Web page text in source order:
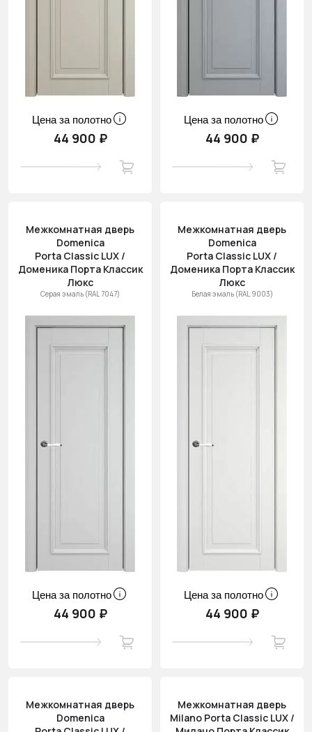
Цена за полотно
44 900 ₽
Цена за полотно
44 900 ₽
Межкомнатная дверь
Domenica
Porta Classic LUX /
Доменика Порта Классик
Люкс
Серая эмаль (RAL 7047)
Цена за полотно
44 900 ₽
Межкомнатная дверь
Domenica
Porta Classic LUX /
Доменика Порта Классик
Люкс
Белая эмаль (RAL 9003)
Цена за полотно
44 900 ₽
Межкомнатная дверь
Domenica
Межкомнатная дверь
Milano Porta Classic LUX /